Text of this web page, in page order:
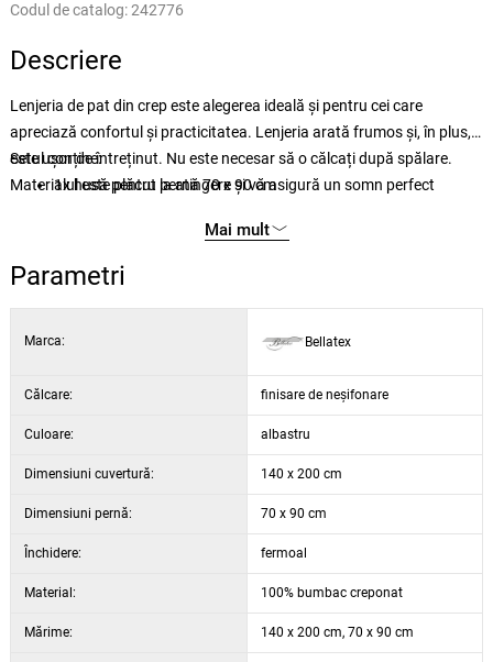
Codul de catalog:242776
Descriere
Lenjeria de pat din crep este alegerea ideală și pentru cei care
apreciază confortul și practicitatea. Lenjeria arată frumos și, în plus,
este ușor de întreținut. Nu este necesar să o călcați după spălare.
Materialul este plăcut la atingere și vă asigură un somn perfect
și practică. Din cauza posibilității de decolorare în mașina de spălat,
vă recomandăm să spălați lenjeria pe dos.
Setul conține:
1x husă pentru pernă 70 x 90 cm
Mai mult
Parametri
Marca: Bellatex
Călcare: finisare de neșifonare
Culoare: albastru
Dimensiuni cuvertură: 140 x 200 cm
Dimensiuni pernă: 70 x 90 cm
Închidere: fermoal
Material: 100% bumbac creponat
Mărime: 140 x 200 cm, 70 x 90 cm